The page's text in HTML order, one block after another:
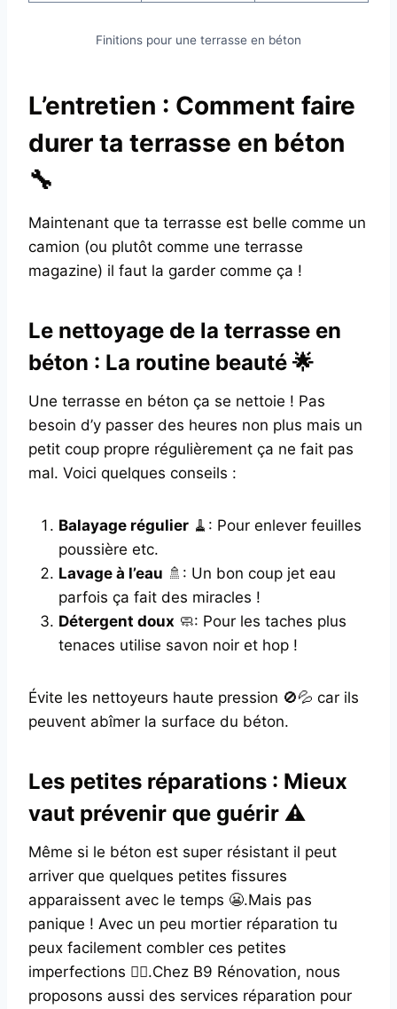
Finitions pour une terrasse en béton
L’entretien : Comment faire
durer ta terrasse en béton
🔧
Maintenant que ta terrasse est belle comme un
camion (ou plutôt comme une terrasse
magazine) il faut la garder comme ça !
Le nettoyage de la terrasse en
béton : La routine beauté 🌟
Une terrasse en béton ça se nettoie ! Pas
besoin d’y passer des heures non plus mais un
petit coup propre régulièrement ça ne fait pas
mal. Voici quelques conseils :
Balayage régulier 🧹: Pour enlever feuilles
poussière etc.
Lavage à l’eau 🚿: Un bon coup jet eau
parfois ça fait des miracles !
Détergent doux 🧼: Pour les taches plus
tenaces utilise savon noir et hop !
Évite les nettoyeurs haute pression 🚫💦 car ils
peuvent abîmer la surface du béton.
Les petites réparations : Mieux
vaut prévenir que guérir ⚠️
Même si le béton est super résistant il peut
arriver que quelques petites fissures
apparaissent avec le temps 😬.Mais pas
panique ! Avec un peu mortier réparation tu
peux facilement combler ces petites
imperfections 👍🏼.Chez B9 Rénovation, nous
proposons aussi des services réparation pour